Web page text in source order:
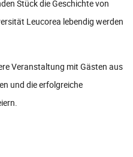
Stück die Geschichte von
Leucorea lebendig werden
Veranstaltung mit Gästen aus
und die erfolgreiche